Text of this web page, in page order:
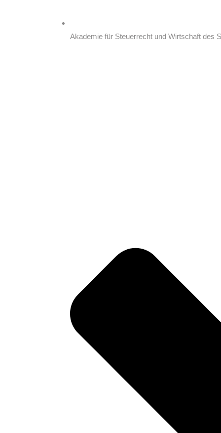
Akademie für Steuerrecht und Wirtschaft des